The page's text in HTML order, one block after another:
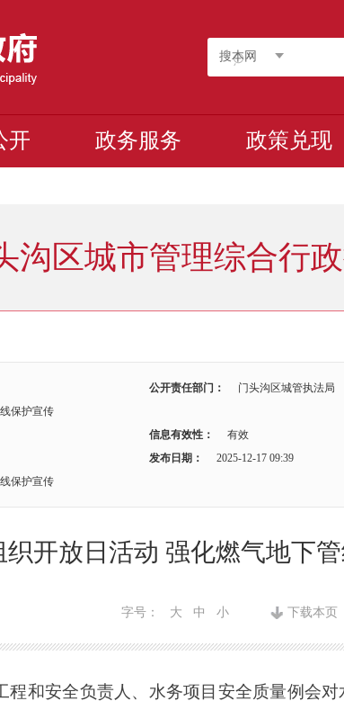
搜本网
开 政务服务 政策兑现
沟区城市管理综合行
公开责任部门：
门头沟区城管执法局
保护宣传
信息有效性：
有效
发布日期：
2025-12-17 09:39
保护宣传
开放日活动 强化燃气地下
下载本页
字号： 大 中 小
程和安全负责人、水务项目安全质量例会